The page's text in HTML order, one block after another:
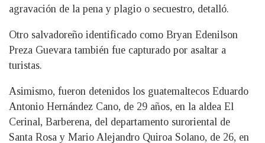
agravación de la pena y plagio o secuestro, detalló.
Otro salvadoreño identificado como Bryan Edenilson
Preza Guevara también fue capturado por asaltar a
turistas.
Asimismo, fueron detenidos los guatemaltecos Eduardo
Antonio Hernández Cano, de 29 años, en la aldea El
Cerinal, Barberena, del departamento suroriental de
Santa Rosa y Mario Alejandro Quiroa Solano, de 26, en